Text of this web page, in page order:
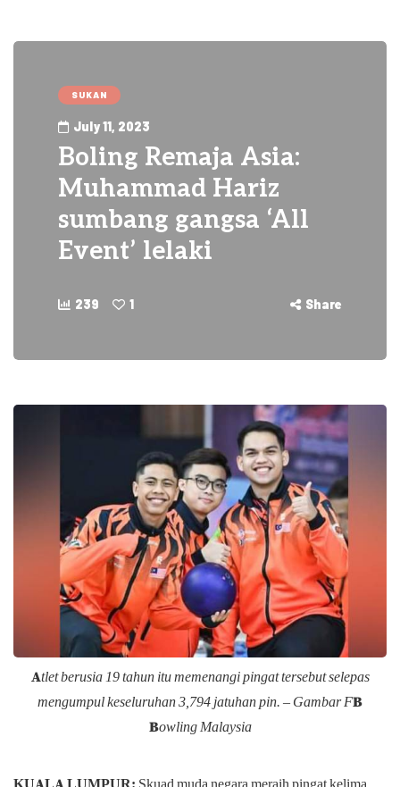
SUKAN
July 11, 2023
Boling Remaja Asia:
Muhammad Hariz
sumbang gangsa ‘All
Event’ lelaki
239 1 Share
Atlet berusia 19 tahun itu memenangi pingat tersebut selepas
mengumpul keseluruhan 3,794 jatuhan pin. – Gambar FB
Bowling Malaysia